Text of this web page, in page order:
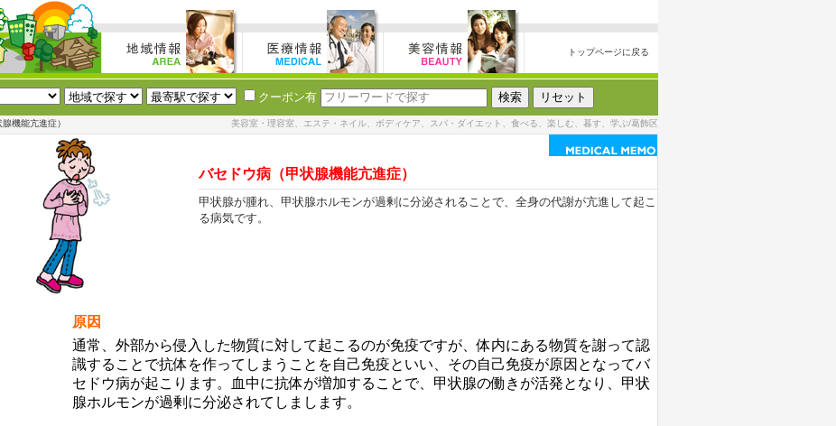
トップページに戻る
クーポン有
機能亢進症） 美容室・理容室、エステ・ネイル、ボディケア、スパ・ダイエット、食べる、楽しむ、暮す、学ぶ/葛飾区
バセドウ病（甲状腺機能亢進症）
甲状腺が腫れ、甲状腺ホルモンが過剰に分泌されることで、全身の代謝が亢進して起こ
る病気です。
原因
通常、外部から侵入した物質に対して起こるのが免疫ですが、体内にある物質を謝って認
識することで抗体を作ってしまうことを自己免疫といい、その自己免疫が原因となってバ
セドウ病が起こります。血中に抗体が増加することで、甲状腺の働きが活発となり、甲状
腺ホルモンが過剰に分泌されてしまします。